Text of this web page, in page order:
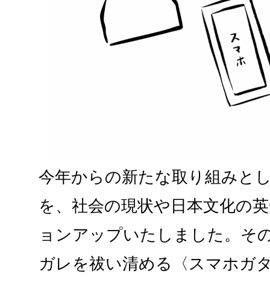
今年からの新たな取り組みと
を、社会の現状や日本文化の
ョンアップいたしました。そ
ガレを祓い清める〈スマホガ